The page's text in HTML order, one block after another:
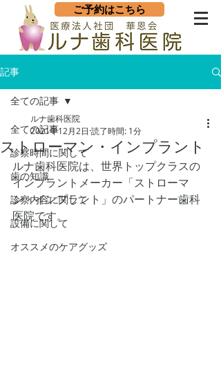
ご予約はこちら
記事
全ての記事
診察時間に関して
歯の知識
診察内容に関して
設備に関して
オススメのケアグッズ
全ての記事
ストローマン・インプラント
ルナ歯科医院
2021年12月2日 読了時間: 1分
ルナ歯科医院は、世界トップクラスの
インプラントメーカー「ストローマ
ン・インプラント」のパートナー歯科
医院です。